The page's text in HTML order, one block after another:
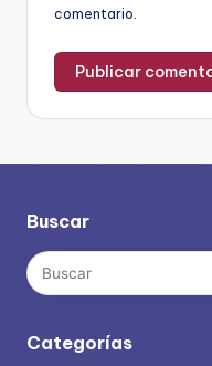
comentario.
Buscar
Categorías